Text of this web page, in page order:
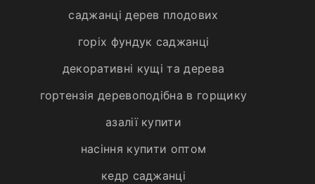
саджанці дерев плодових
горіх фундук саджанці
декоративні кущі та дерева
гортензія деревоподібна в горщику
азалії купити
насіння купити оптом
кедр саджанці